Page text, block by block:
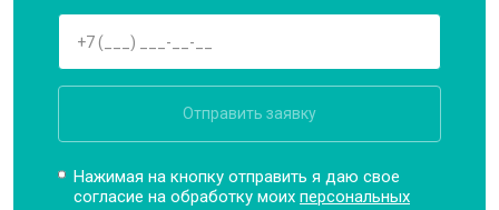
Отправить заявку
Нажимая на кнопку отправить я даю свое
согласие на обработку моихперсональных